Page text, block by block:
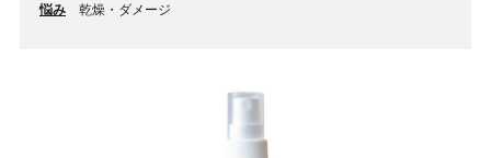
悩み 乾燥・ダメージ